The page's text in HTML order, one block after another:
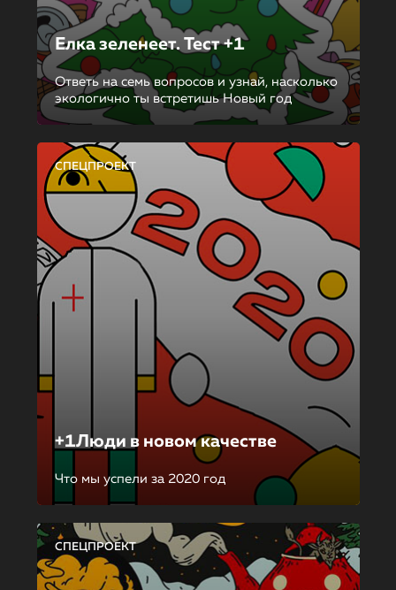
Елка зеленеет. Тест +1
Ответь на семь вопросов и узнай, насколько
экологично ты встретишь Новый год
СПЕЦПРОЕКТ
+1Люди в новом качестве
Что мы успели за 2020 год
СПЕЦПРОЕКТ